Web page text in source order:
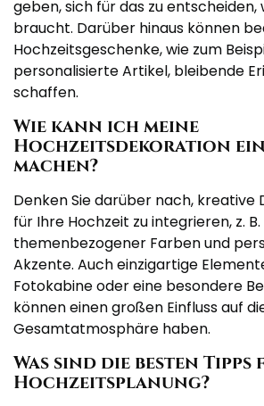
geben, sich für das zu entscheiden,
braucht. Darüber hinaus können
Hochzeitsgeschenke, wie zum
personalisierte Artikel, bleibende
schaffen.
Wie kann ich meine
Hochzeitsdekoration
machen?
Denken Sie darüber nach, kreative
für Ihre Hochzeit zu integrieren, z.
themenbezogener Farben und
Akzente. Auch einzigartige
Fotokabine oder eine besondere
können einen großen Einfluss auf
Gesamtatmosphäre haben.
Was sind die besten
Hochzeitsplanung?